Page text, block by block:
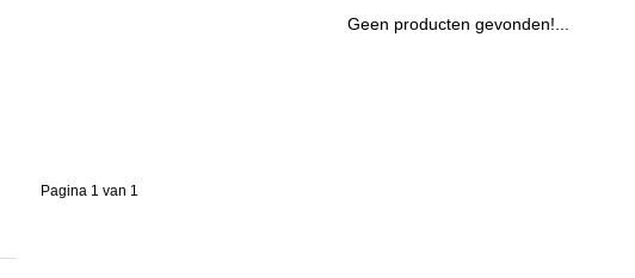
Geen producten gevonden!...
Pagina 1 van 1